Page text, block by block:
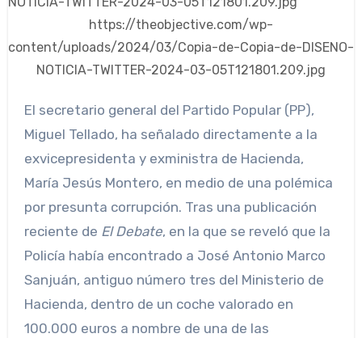
https://theobjective.com/wp-
content/uploads/2024/03/Copia-de-Copia-de-DISENO-
NOTICIA-TWITTER-2024-03-05T121801.209.jpg
El secretario general del Partido Popular (PP),
Miguel Tellado, ha señalado directamente a la
exvicepresidenta y exministra de Hacienda,
María Jesús Montero, en medio de una polémica
por presunta corrupción. Tras una publicación
reciente de El Debate, en la que se reveló que la
Policía había encontrado a José Antonio Marco
Sanjuán, antiguo número tres del Ministerio de
Hacienda, dentro de un coche valorado en
100.000 euros a nombre de una de las